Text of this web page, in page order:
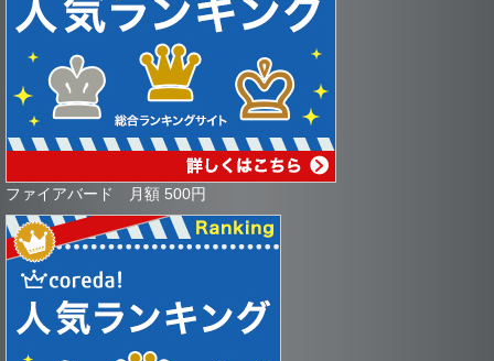
ファイアバード 月額 500円